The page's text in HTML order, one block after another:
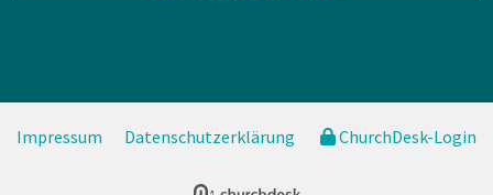
Impressum Datenschutzerklärung ChurchDesk-Login